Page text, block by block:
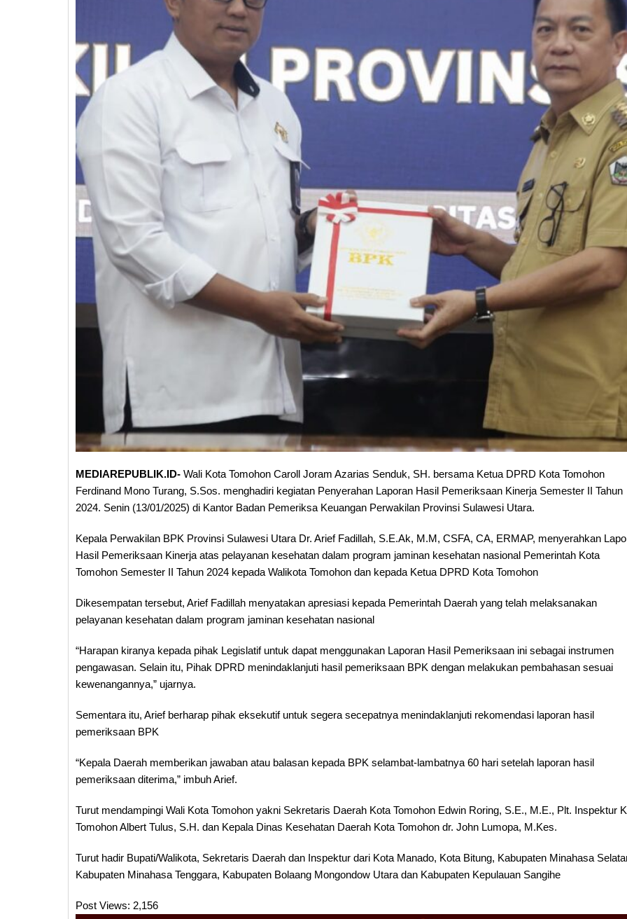
MEDIAREPUBLIK.ID- Wali Kota Tomohon Caroll Joram Azarias Senduk, SH. bersama Ketua DPRD Kota Tomohon
Ferdinand Mono Turang, S.Sos. menghadiri kegiatan Penyerahan Laporan Hasil Pemeriksaan Kinerja Semester II Tahun
2024. Senin (13/01/2025) di Kantor Badan Pemeriksa Keuangan Perwakilan Provinsi Sulawesi Utara.
Kepala Perwakilan BPK Provinsi Sulawesi Utara Dr. Arief Fadillah, S.E.Ak, M.M, CSFA, CA, ERMAP, menyerahkan
Hasil Pemeriksaan Kinerja atas pelayanan kesehatan dalam program jaminan kesehatan nasional Pemerintah Kota
Tomohon Semester II Tahun 2024 kepada Walikota Tomohon dan kepada Ketua DPRD Kota Tomohon
Dikesempatan tersebut, Arief Fadillah menyatakan apresiasi kepada Pemerintah Daerah yang telah melaksanakan
pelayanan kesehatan dalam program jaminan kesehatan nasional
“Harapan kiranya kepada pihak Legislatif untuk dapat menggunakan Laporan Hasil Pemeriksaan ini sebagai instrumen
pengawasan. Selain itu, Pihak DPRD menindaklanjuti hasil pemeriksaan BPK dengan melakukan pembahasan sesuai
kewenangannya,” ujarnya.
Sementara itu, Arief berharap pihak eksekutif untuk segera secepatnya menindaklanjuti rekomendasi laporan hasil
pemeriksaan BPK
“Kepala Daerah memberikan jawaban atau balasan kepada BPK selambat-lambatnya 60 hari setelah laporan hasil
pemeriksaan diterima,” imbuh Arief.
Turut mendampingi Wali Kota Tomohon yakni Sekretaris Daerah Kota Tomohon Edwin Roring, S.E., M.E., Plt. Inspektur
Tomohon Albert Tulus, S.H. dan Kepala Dinas Kesehatan Daerah Kota Tomohon dr. John Lumopa, M.Kes.
Turut hadir Bupati/Walikota, Sekretaris Daerah dan Inspektur dari Kota Manado, Kota Bitung, Kabupaten Minahasa
Kabupaten Minahasa Tenggara, Kabupaten Bolaang Mongondow Utara dan Kabupaten Kepulauan Sangihe
Post Views: 2,156